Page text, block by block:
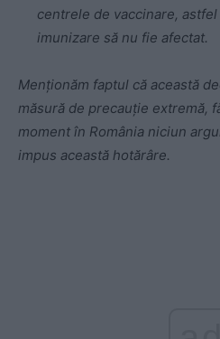
centrele de vaccinare,
imunizare să nu fie afectat.
Menționăm faptul că această
măsură de precauție extremă,
moment în România niciun
impus această hotărâre.